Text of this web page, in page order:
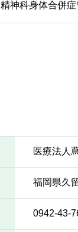
精神科身体合併
医療法人
福岡県久
0942-43-